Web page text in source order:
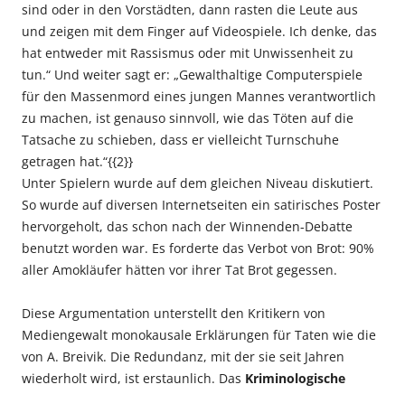
sind oder in den Vorstädten, dann rasten die Leute aus
und zeigen mit dem Finger auf Videospiele. Ich denke, das
hat entweder mit Rassismus oder mit Unwissenheit zu
tun.“ Und weiter sagt er: „Gewalthaltige Computerspiele
für den Massenmord eines jungen Mannes verantwortlich
zu machen, ist genauso sinnvoll, wie das Töten auf die
Tatsache zu schieben, dass er vielleicht Turnschuhe
getragen hat.“{{2}}
Unter Spielern wurde auf dem gleichen Niveau diskutiert.
So wurde auf diversen Internetseiten ein satirisches Poster
hervorgeholt, das schon nach der Winnenden-Debatte
benutzt worden war. Es forderte das Verbot von Brot: 90%
aller Amokläufer hätten vor ihrer Tat Brot gegessen.
Diese Argumentation unterstellt den Kritikern von
Mediengewalt monokausale Erklärungen für Taten wie die
von A. Breivik. Die Redundanz, mit der sie seit Jahren
wiederholt wird, ist erstaunlich. Das Kriminologische